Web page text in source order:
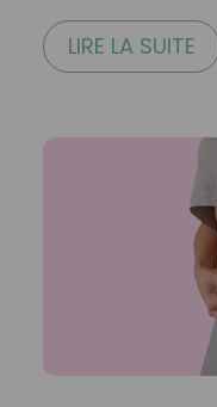
LIRE LA SUITE